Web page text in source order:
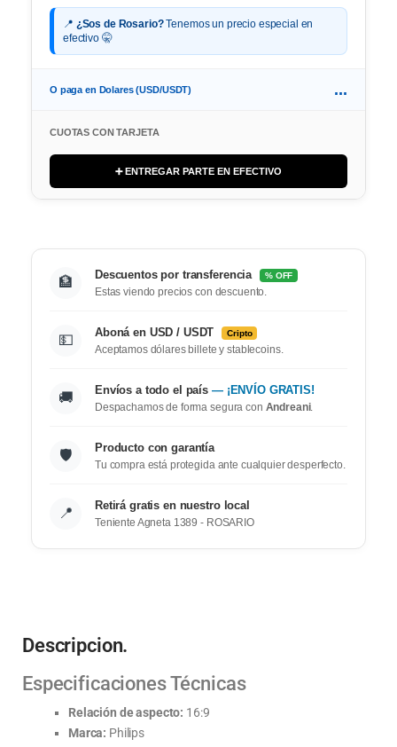
📍 ¿Sos de Rosario?Tenemos un precio especial en
efectivo 🤫
O paga en Dolares (USD/USDT) ...
CUOTAS CON TARJETA
➕ ENTREGAR PARTE EN EFECTIVO
🏦 Descuentos por transferencia % OFF
Estas viendo precios con descuento.
💵 Aboná en USD / USDT Cripto
Aceptamos dólares billete y stablecoins.
🚚 Envíos a todo el país — ¡ENVÍO GRATIS!
Despachamos de forma segura con Andreani.
🛡️ Producto con garantía
Tu compra está protegida ante cualquier desperfecto.
📍 Retirá gratis en nuestro local
Teniente Agneta 1389 - ROSARIO
Descripcion.
Especificaciones Técnicas
Relación de aspecto: 16:9
Marca: Philips